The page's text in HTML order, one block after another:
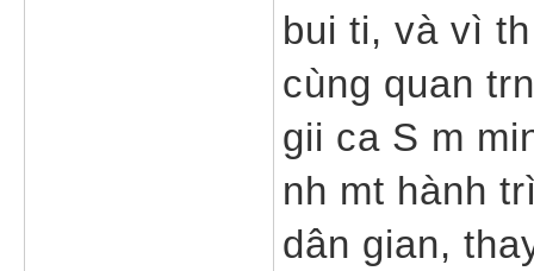
bui ti, và vì
cùng quan
gii ca S m
nh mt hành
dân gian,